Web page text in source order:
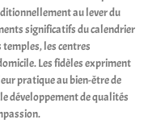
au lever du
significatifs du calendrier
les centres
Les fidèles expriment
pratique au bien-être de
développement de qualités